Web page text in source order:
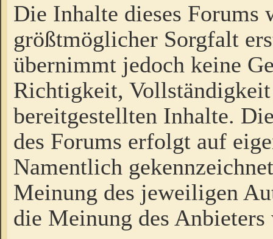
Die Inhalte dieses Forums
größtmöglicher Sorgfalt
übernimmt jedoch keine
Richtigkeit,
bereitgestellten Inhalte.
des Forums erfolgt auf
Namentlich
Meinung des jeweiligen
die Meinung des Anbieters